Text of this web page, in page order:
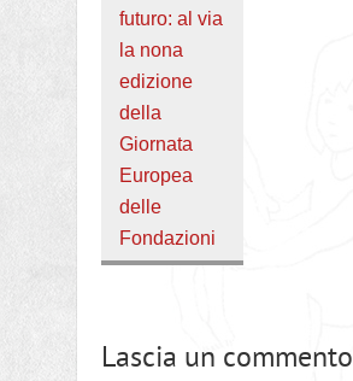
futuro: al via
la nona
edizione
della
Giornata
Europea
delle
Fondazioni
Lascia un commento